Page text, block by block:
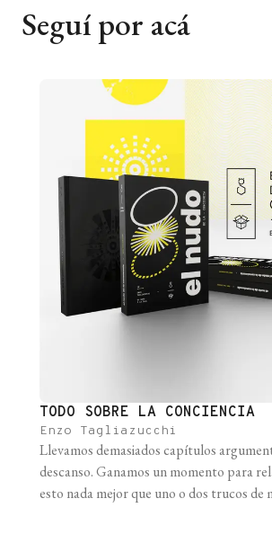
Seguí por acá
TODO SOBRE LA CONCIENCIA
Enzo Tagliazucchi
Llevamos demasiados capítulos
descanso. Ganamos un momento para
esto nada mejor que uno o dos trucos de